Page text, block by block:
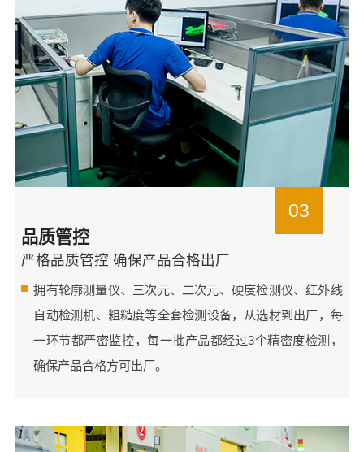
03
品质管控
严格品质管控 确保产品合格出厂
拥有轮廓测量仪、三次元、二次元、硬度检测仪、红外线
自动检测机、粗糙度等全套检测设备，从选材到出厂，每
一环节都严密监控，每一批产品都经过3个精密度检测，
确保产品合格方可出厂。